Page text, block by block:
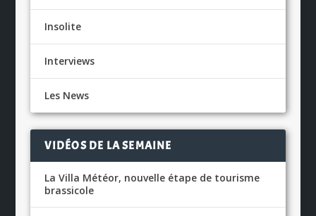
Insolite
Interviews
Les News
VIDÉOS DE LA SEMAINE
La Villa Météor, nouvelle étape de tourisme
brassicole